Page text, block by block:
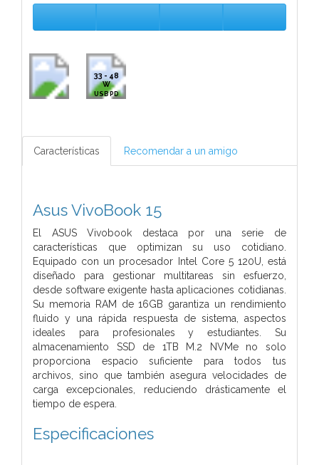
33 - 48
W
USB PD
Características Recomendar a un amigo
Asus VivoBook 15
El ASUS Vivobook destaca por una serie de
características que optimizan su uso cotidiano.
Equipado con un procesador Intel Core 5 120U, está
diseñado para gestionar multitareas sin esfuerzo,
desde software exigente hasta aplicaciones cotidianas.
Su memoria RAM de 16GB garantiza un rendimiento
fluido y una rápida respuesta de sistema, aspectos
ideales para profesionales y estudiantes. Su
almacenamiento SSD de 1TB M.2 NVMe no solo
proporciona espacio suficiente para todos tus
archivos, sino que también asegura velocidades de
carga excepcionales, reduciendo drásticamente el
tiempo de espera.
Especificaciones